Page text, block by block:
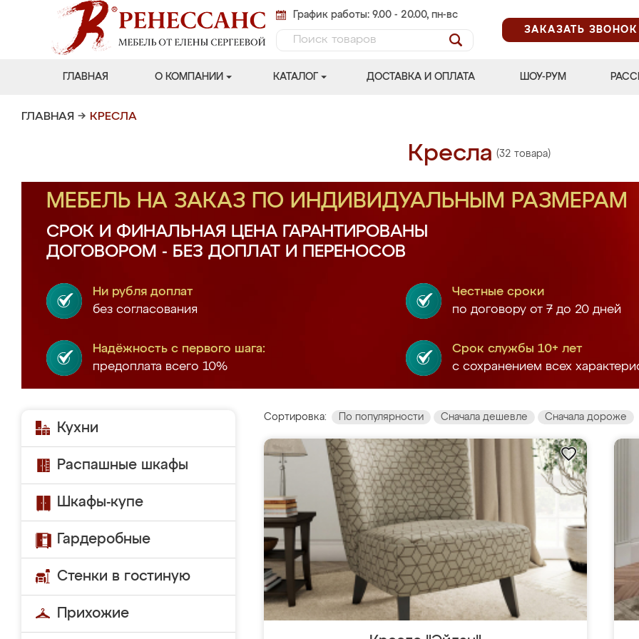
График работы: 9.00 - 20.00, пн-вс
ЗАКАЗАТЬ ЗВОНОК
ГЛАВНАЯ О КОМПАНИИ КАТАЛОГ ДОСТАВКА И ОПЛАТА ШОУ-РУМ
ГЛАВНАЯ → КРЕСЛА
Кресла (32 товара)
МЕБЕЛЬ НА ЗАКАЗ ПО ИНДИВИДУАЛЬНЫМ РАЗМЕРАМ
СРОК И ФИНАЛЬНАЯ ЦЕНА ГАРАНТИРОВАНЫ
ДОГОВОРОМ - БЕЗ ДОПЛАТ И ПЕРЕНОСОВ
Ни рубля доплат
без согласования
Честные сроки
по договору от 7 до 20 дней
Надёжность с первого шага:
предоплата всего 10%
Срок службы 10+ лет
с сохранением всех
Кухни
Распашные шкафы
Шкафы-купе
Гардеробные
Стенки в гостиную
Прихожие
Сортировка: По популярности Сначала дешевле Сначала дороже